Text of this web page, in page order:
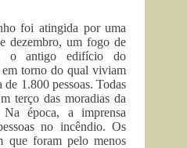
foi atingida por uma
dezembro, um fogo de
o antigo edifício do
torno do qual viviam
1.800 pessoas. Todas
terço das moradias da
época, a imprensa
no incêndio. Os
que foram pelo menos